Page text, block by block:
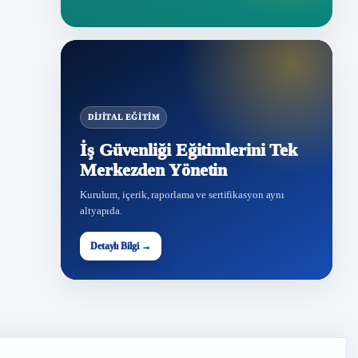
DIJITAL EĞITIM
İş Güvenliği Eğitimlerini Tek
Merkezden Yönetin
Kurulum, içerik, raporlama ve sertifikasyon aynı
altyapıda.
Detaylı Bilgi →